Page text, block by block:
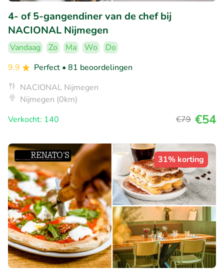
4- of 5-gangendiner van de chef bij
NACIONAL Nijmegen
Vandaag Zo Ma Wo
Do
9.9
Perfect • 81 beoordelingen
NACIONAL Nijmegen
Nijmegen (0km)
Verkocht: 140
€79 €54
31% korting